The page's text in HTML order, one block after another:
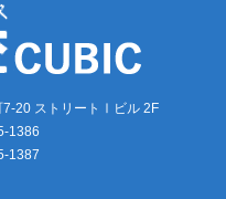
20 ストリートⅠビル 2F
1386
1387